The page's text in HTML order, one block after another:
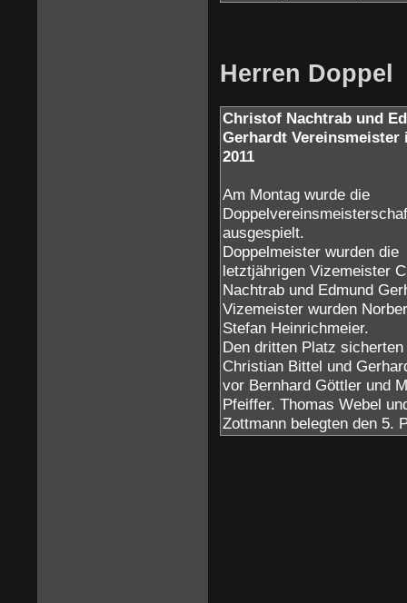
Herren Doppel
Christof Nachtrab und
Gerhardt Vereinsmeister
2011
Am Montag wurde die
ausgespielt.
Doppelmeister wurden die
letztjährigen Vizemeister
Nachtrab und Edmund
Vizemeister wurden
Stefan Heinrichmeier.
Den dritten Platz
Christian Bittel und
vor Bernhard Göttler und
Pfeiffer. Thomas Webel
Zottmann belegten den 5.